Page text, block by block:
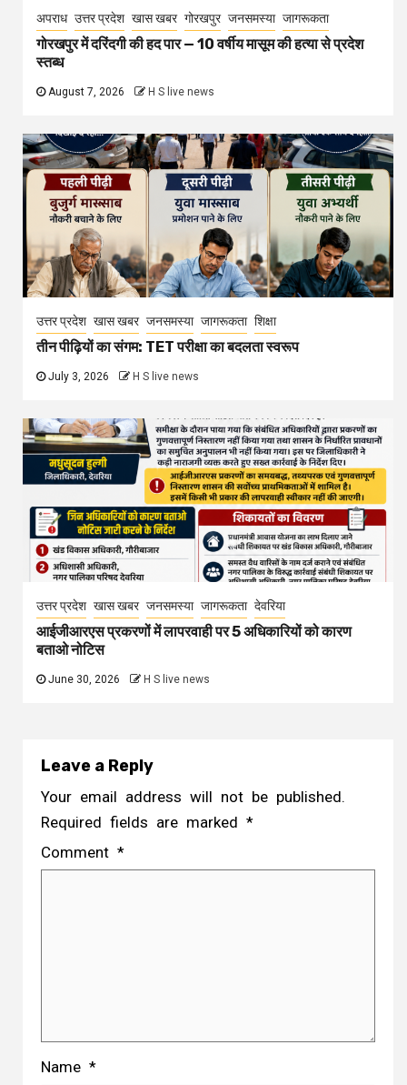
अपराध उत्तर प्रदेश खास खबर गोरखपुर जनसमस्या जागरूकता
गोरखपुर में दरिंदगी की हद पार — 10 वर्षीय मासूम की हत्या से प्रदेश
स्तब्ध
August 7, 2026 H S live news
उत्तर प्रदेश खास खबर जनसमस्या जागरूकता शिक्षा
तीन पीढ़ियों का संगम: TET परीक्षा का बदलता स्वरूप
July 3, 2026 H S live news
उत्तर प्रदेश खास खबर जनसमस्या जागरूकता देवरिया
आईजीआरएस प्रकरणों में लापरवाही पर 5 अधिकारियों को कारण
बताओ नोटिस
June 30, 2026 H S live news
Leave a Reply
Your email address will not be published.
Required fields are marked *
Comment *
Name *